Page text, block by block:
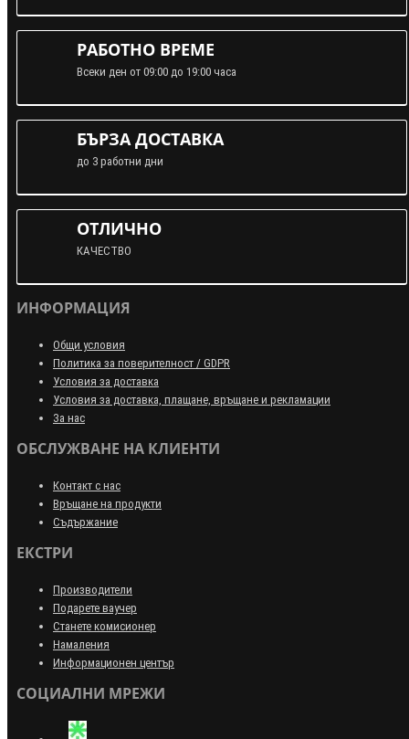
РАБОТНО ВРЕМЕ
Всеки ден от 09:00 до 19:00 часа
БЪРЗА ДОСТАВКА
до 3 работни дни
ОТЛИЧНО
КАЧЕСТВО
ИНФОРМАЦИЯ
Общи условия
Политика за поверителност / GDPR
Условия за доставка
Условия за доставка, плащане, връщане и рекламации
За нас
ОБСЛУЖВАНЕ НА КЛИЕНТИ
Контакт с нас
Връщане на продукти
Съдържание
ЕКСТРИ
Производители
Подарете ваучер
Станете комисионер
Намаления
Информационен център
СОЦИАЛНИ МРЕЖИ